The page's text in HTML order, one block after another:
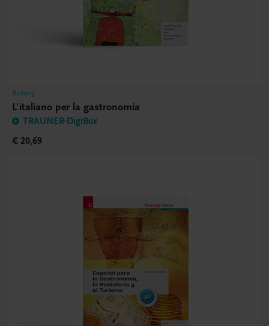
Bildung
L'italiano per la gastronomia
TRAUNER-DigiBox
€ 20,69